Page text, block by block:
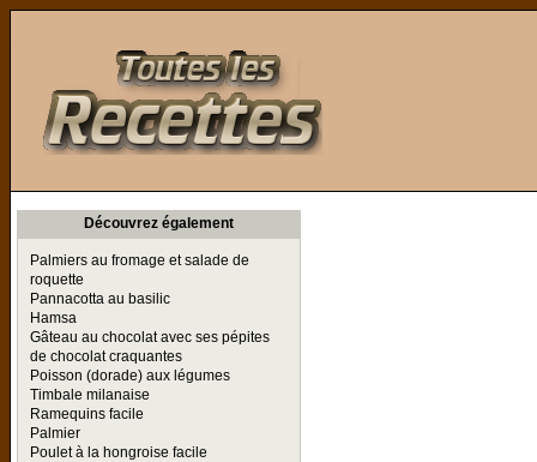
Découvrez également
Palmiers au fromage et salade de
roquette
Pannacotta au basilic
Hamsa
Gâteau au chocolat avec ses pépites
de chocolat craquantes
Poisson (dorade) aux légumes
Timbale milanaise
Ramequins facile
Palmier
Poulet à la hongroise facile